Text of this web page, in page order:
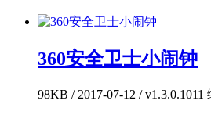
360安全卫士小闹钟
98KB / 2017-07-12 / v1.3.0.1011